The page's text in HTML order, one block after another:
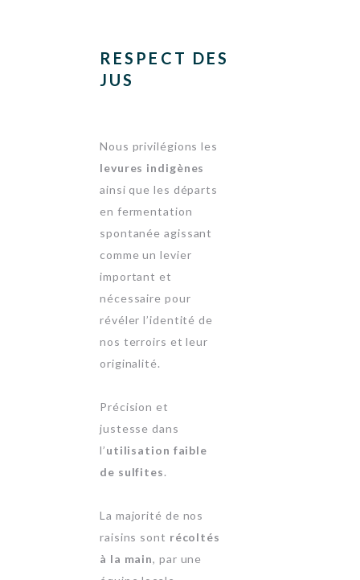
RESPECT DES
JUS
Nous privilégions les
levures indigènes
ainsi que les départs
en fermentation
spontanée agissant
comme un levier
important et
nécessaire pour
révéler l’identité de
nos terroirs et leur
originalité.
Précision et
justesse dans
l’utilisation faible
de sulfites.
La majorité de nos
raisins sont récoltés
à la main, par une